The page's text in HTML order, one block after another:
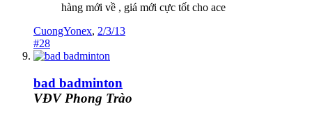
hàng mới về , giá mới cực tốt cho ace
CuongYonex, 2/3/13
#28
bad badminton
VĐV Phong Trào